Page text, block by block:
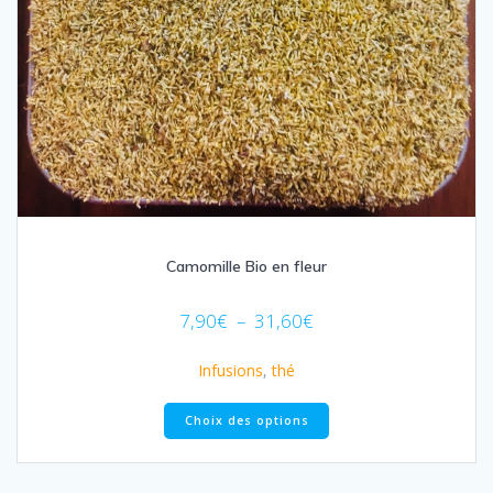
Camomille Bio en fleur
7,90€ – 31,60€
31,60€
Infusions,thé
Choix des options
Ce